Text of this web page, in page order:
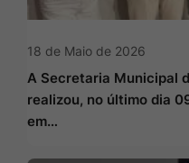
18 de Maio de 2026
A Secretaria Municipal
realizou, no último dia
em…